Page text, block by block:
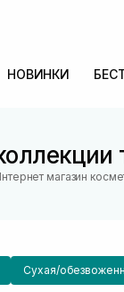
НОВИНКИ
магазин
Сухая/